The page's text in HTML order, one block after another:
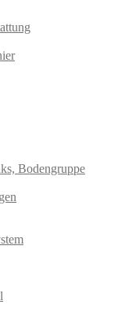
Bodengruppe